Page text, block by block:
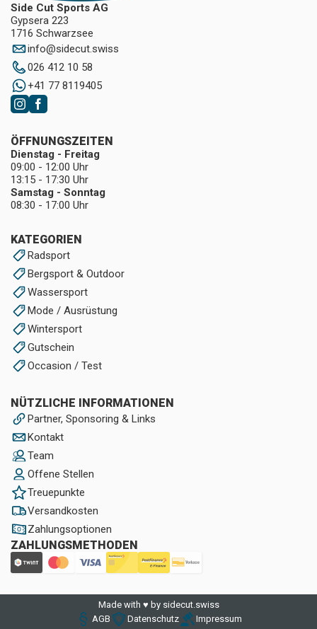
Side Cut Sports AG
Gypsera 223
1716 Schwarzsee
info@sidecut.swiss
026 412 10 58
+41 77 8119405
KATEGORIEN
Radsport
Bergsport & Outdoor
Wassersport
Mode / Ausrüstung
Wintersport
Gutschein
Occasion / Test
NÜTZLICHE INFORMATIONEN
Partner, Sponsoring & Links
Kontakt
Team
Offene Stellen
Treuepunkte
Versandkosten
Zahlungsoptionen
ZAHLUNGSMETHODEN
ÖFFNUNGSZEITEN
Dienstag - Freitag
09:00 - 12:00 Uhr
13:15 - 17:30 Uhr
Samstag - Sonntag
08:30 - 17:00 Uhr
Made with ♥ by sidecut.swiss
AGB
Datenschutz Impressum